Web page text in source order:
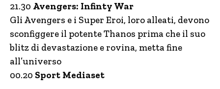
21.30 Avengers: Infinty War
Gli Avengers e i Super Eroi, loro alleati, devono
sconfiggere il potente Thanos prima che il suo
blitz di devastazione e rovina, metta fine
all’universo
00.20 Sport Mediaset